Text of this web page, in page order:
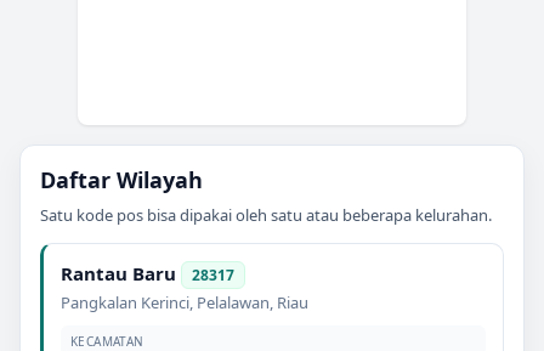
Daftar Wilayah
Satu kode pos bisa dipakai oleh satu atau beberapa kelurahan.
Rantau Baru 28317
Pangkalan Kerinci, Pelalawan, Riau
KECAMATAN